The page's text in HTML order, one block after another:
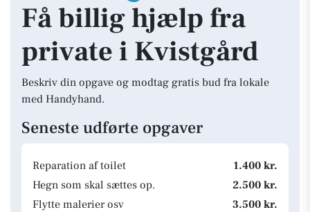
Få billig hjælp fra
private i Kvistgård
Beskriv din opgave og modtag gratis bud fra lokale
med Handyhand.
Seneste udførte opgaver
Reparation af toilet
1.400 kr.
Hegn som skal sættes op.
2.500 kr.
Flytte malerier osv
3.500 kr.